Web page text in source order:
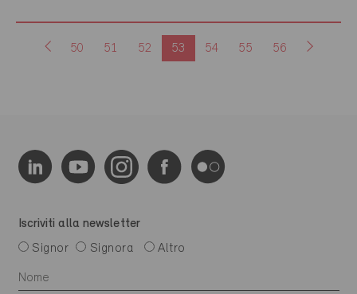
50 51 52 53 54 55 56
Iscriviti alla newsletter
Signor
Signora Altro